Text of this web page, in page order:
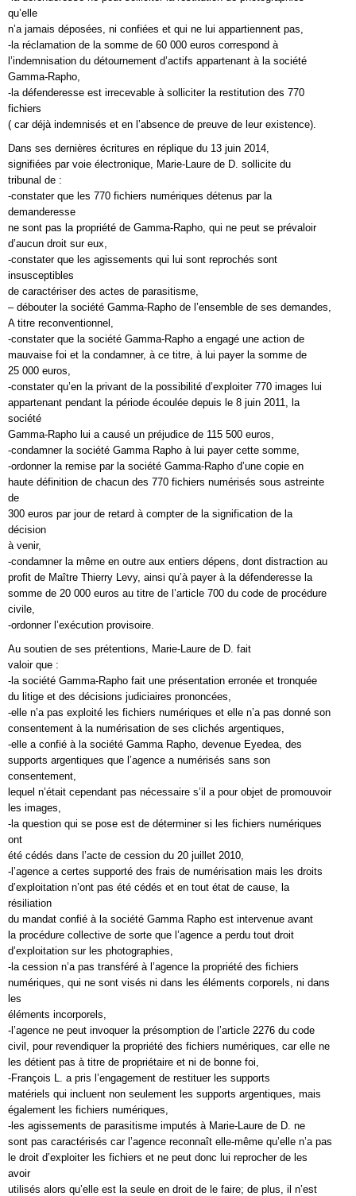
qu’elle
n’a jamais déposées, ni confiées et qui ne lui appartiennent pas,
-la réclamation de la somme de 60 000 euros correspond à
l’indemnisation du détournement d’actifs appartenant à la société
Gamma-Rapho,
-la défenderesse est irrecevable à solliciter la restitution des 770
fichiers
( car déjà indemnisés et en l’absence de preuve de leur existence).
Dans ses dernières écritures en réplique du 13 juin 2014,
signifiées par voie électronique, Marie-Laure de D. sollicite du
tribunal de :
-constater que les 770 fichiers numériques détenus par la
demanderesse
ne sont pas la propriété de Gamma-Rapho, qui ne peut se prévaloir
d’aucun droit sur eux,
-constater que les agissements qui lui sont reprochés sont
insusceptibles
de caractériser des actes de parasitisme,
– débouter la société Gamma-Rapho de l’ensemble de ses demandes,
A titre reconventionnel,
-constater que la société Gamma-Rapho a engagé une action de
mauvaise foi et la condamner, à ce titre, à lui payer la somme de
25 000 euros,
-constater qu’en la privant de la possibilité d’exploiter 770 images lui
appartenant pendant la période écoulée depuis le 8 juin 2011, la
société
Gamma-Rapho lui a causé un préjudice de 115 500 euros,
-condamner la société Gamma Rapho à lui payer cette somme,
-ordonner la remise par la société Gamma-Rapho d’une copie en
haute définition de chacun des 770 fichiers numérisés sous astreinte
de
300 euros par jour de retard à compter de la signification de la
décision
à venir,
-condamner la même en outre aux entiers dépens, dont distraction au
profit de Maître Thierry Levy, ainsi qu’à payer à la défenderesse la
somme de 20 000 euros au titre de l’article 700 du code de procédure
civile,
-ordonner l’exécution provisoire.
Au soutien de ses prétentions, Marie-Laure de D. fait
valoir que :
-la société Gamma-Rapho fait une présentation erronée et tronquée
du litige et des décisions judiciaires prononcées,
-elle n’a pas exploité les fichiers numériques et elle n’a pas donné son
consentement à la numérisation de ses clichés argentiques,
-elle a confié à la société Gamma Rapho, devenue Eyedea, des
supports argentiques que l’agence a numérisés sans son
consentement,
lequel n’était cependant pas nécessaire s’il a pour objet de promouvoir
les images,
-la question qui se pose est de déterminer si les fichiers numériques
ont
été cédés dans l’acte de cession du 20 juillet 2010,
-l’agence a certes supporté des frais de numérisation mais les droits
d’exploitation n’ont pas été cédés et en tout état de cause, la
résiliation
du mandat confié à la société Gamma Rapho est intervenue avant
la procédure collective de sorte que l’agence a perdu tout droit
d’exploitation sur les photographies,
-la cession n’a pas transféré à l’agence la propriété des fichiers
numériques, qui ne sont visés ni dans les éléments corporels, ni dans
les
éléments incorporels,
-l’agence ne peut invoquer la présomption de l’article 2276 du code
civil, pour revendiquer la propriété des fichiers numériques, car elle ne
les détient pas à titre de propriétaire et ni de bonne foi,
-François L. a pris l’engagement de restituer les supports
matériels qui incluent non seulement les supports argentiques, mais
également les fichiers numériques,
-les agissements de parasitisme imputés à Marie-Laure de D. ne
sont pas caractérisés car l’agence reconnaît elle-même qu’elle n’a pas
le droit d’exploiter les fichiers et ne peut donc lui reprocher de les
avoir
utilisés alors qu’elle est la seule en droit de le faire; de plus, il n’est